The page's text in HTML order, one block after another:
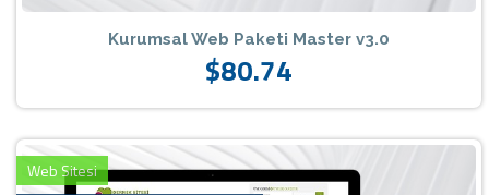
Kurumsal Web Paketi Master v3.0
$80.74
Web Sitesi